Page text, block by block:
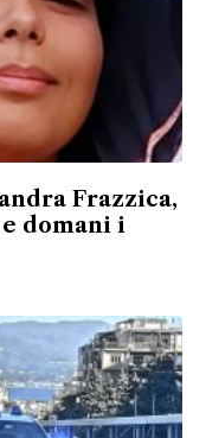
Frazzica,
domani i